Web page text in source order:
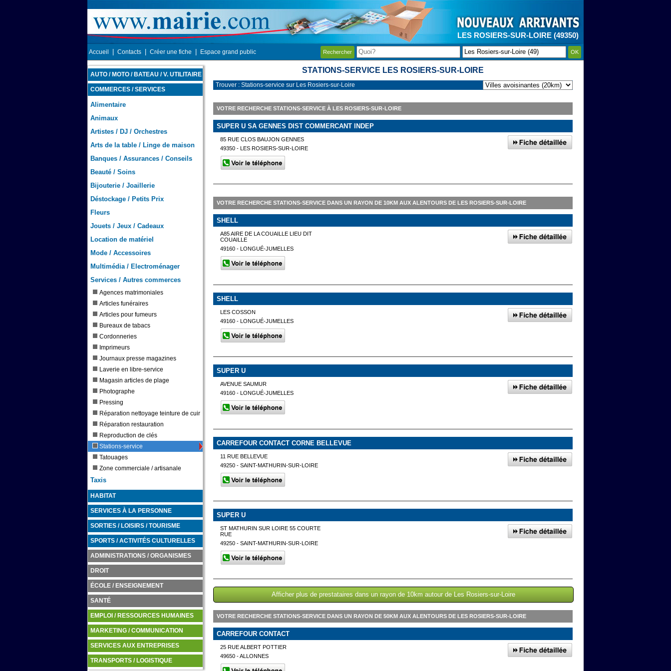
LES ROSIERS-SUR-LOIRE (49350)
Accueil Contacts Créer une fiche Espace grand public Rechercher OK
AUTO / MOTO / BATEAU / V. UTILITAIRE
COMMERCES / SERVICES
Alimentaire
Animaux
Artistes / DJ / Orchestres
Arts de la table / Linge de maison
Banques / Assurances / Conseils
Beauté / Soins
Bijouterie / Joaillerie
Déstockage / Petits Prix
Fleurs
Jouets / Jeux / Cadeaux
Location de matériel
Mode / Accessoires
Multimédia / Electroménager
Services / Autres commerces
Agences matrimoniales
Articles funéraires
Articles pour fumeurs
Bureaux de tabacs
Cordonneries
Imprimeurs
Journaux presse magazines
Laverie en libre-service
Magasin articles de plage
Photographe
Pressing
Réparation nettoyage teinture de cuir
Réparation restauration
Reproduction de clés
Stations-service
Tatouages
Zone commerciale / artisanale
Taxis
HABITAT
SERVICES À LA PERSONNE
SORTIES / LOISIRS / TOURISME
SPORTS / ACTIVITÉS CULTURELLES
ADMINISTRATIONS / ORGANISMES
DROIT
ÉCOLE / ENSEIGNEMENT
SANTÉ
EMPLOI / RESSOURCES HUMAINES
MARKETING / COMMUNICATION
SERVICES AUX ENTREPRISES
TRANSPORTS / LOGISTIQUE
STATIONS-SERVICE LES ROSIERS-SUR-LOIRE
Trouver : Stations-service sur Les Rosiers-sur-Loire
VOTRE RECHERCHE STATIONS-SERVICE À LES ROSIERS-SUR-LOIRE
SUPER U SA GENNES DIST COMMERCANT INDEP
85 RUE CLOS BAUJON GENNES
49350 - LES ROSIERS-SUR-LOIRE
VOTRE RECHERCHE STATIONS-SERVICE DANS UN RAYON DE 10KM AUX ALENTOURS DE LES ROSIERS-SUR-LOIRE
SHELL
A85 AIRE DE LA COUAILLE LIEU DIT
COUAILLE
49160 - LONGUÉ-JUMELLES
SHELL
LES COSSON
49160 - LONGUÉ-JUMELLES
SUPER U
AVENUE SAUMUR
49160 - LONGUÉ-JUMELLES
CARREFOUR CONTACT CORNE BELLEVUE
11 RUE BELLEVUE
49250 - SAINT-MATHURIN-SUR-LOIRE
SUPER U
ST MATHURIN SUR LOIRE 55 COURTE
RUE
49250 - SAINT-MATHURIN-SUR-LOIRE
Afficher plus de prestataires dans un rayon de 10km autour de Les Rosiers-sur-Loire
VOTRE RECHERCHE STATIONS-SERVICE DANS UN RAYON DE 50KM AUX ALENTOURS DE LES ROSIERS-SUR-LOIRE
CARREFOUR CONTACT
25 RUE ALBERT POTTIER
49650 - ALLONNES